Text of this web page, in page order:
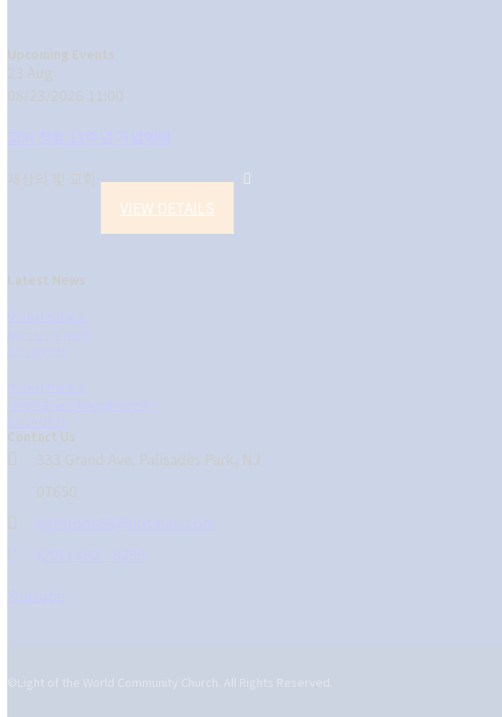
Upcoming Events
23 Aug
08/23/2026 11:00
세상의 빛 교회
VIEW DETAILS
Latest News
Contact Us
333 Grand Ave. Palisades Park, NJ
07650